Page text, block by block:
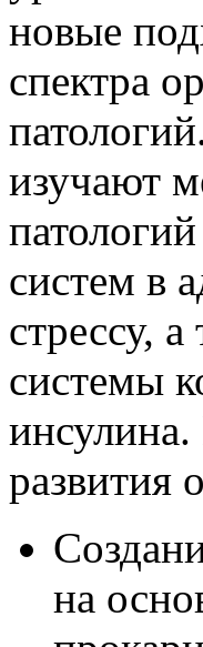
новые
спектра
изучают
систем в
стрессу,
системы
развития
на